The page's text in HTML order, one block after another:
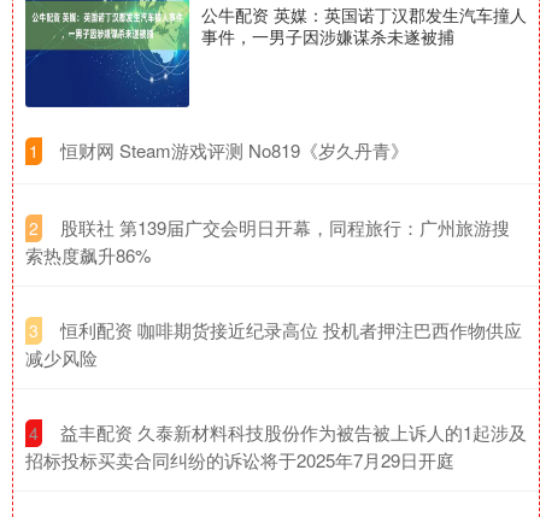
公牛配资 英媒：英国诺丁汉郡发生汽车撞人
事件，一男子因涉嫌谋杀未遂被捕
1 ​恒财网 Steam游戏评测 No819《岁久丹青》
2
​股联社 第139届广交会明日开幕，同程旅行：广州旅游搜
索热度飙升86%
3
​恒利配资 咖啡期货接近纪录高位 投机者押注巴西作物供应
减少风险
4
​益丰配资 久泰新材料科技股份作为被告被上诉人的1起涉及
招标投标买卖合同纠纷的诉讼将于2025年7月29日开庭